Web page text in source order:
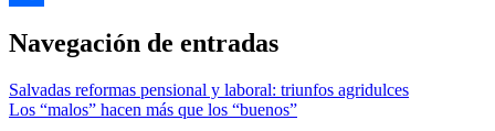
Navegación de entradas
Salvadas reformas pensional y laboral: triunfos agridulces
Los “malos” hacen más que los “buenos”